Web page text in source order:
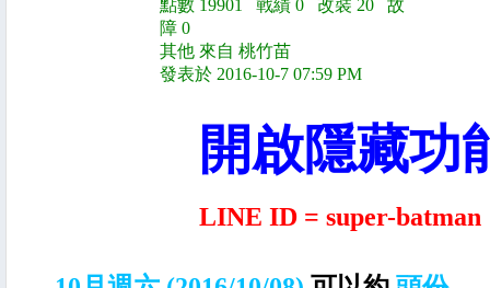
點數 19901 戰績 0 改裝 20 故
障 0
其他 來自 桃竹苗
發表於 2016-10-7 07:59 PM
開啟隱藏功
LINE ID = super-batman